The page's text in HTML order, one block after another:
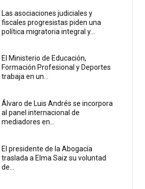
Las asociaciones judiciales y
fiscales progresistas piden una
política migratoria integral y...
El Ministerio de Educación,
Formación Profesional y Deportes
trabaja en un...
Álvaro de Luis Andrés se incorpora
al panel internacional de
mediadores en...
El presidente de la Abogacía
traslada a Elma Saiz su voluntad
de...